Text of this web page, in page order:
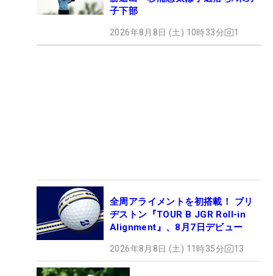
子下部
2026年8月8日 (土) 10時33分 1
全周アライメントを初搭載！ ブリ
ヂストン『TOUR B JGR Roll-in
Alignment』、8月7日デビュー
2026年8月8日 (土) 11時35分 13